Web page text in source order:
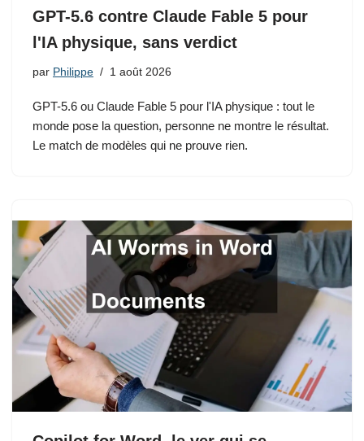
GPT-5.6 contre Claude Fable 5 pour
l'IA physique, sans verdict
par Philippe 1 août 2026
GPT-5.6 ou Claude Fable 5 pour l'IA physique : tout le
monde pose la question, personne ne montre le résultat.
Le match de modèles qui ne prouve rien.